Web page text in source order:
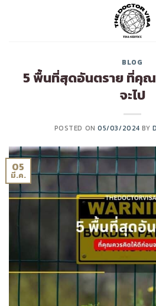
BLOG
5 พื้นที่สุดอันตราย ที่คุ
จะไป
POSTED ON05/03/2024 BY
05
มี.ค.